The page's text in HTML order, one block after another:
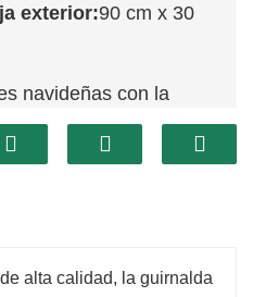
exterior:90 cm x 30
navideñas con la
G012-190B.
de 190 cm de largo,
diseñado para
repisas de
alta calidad, la guirnalda